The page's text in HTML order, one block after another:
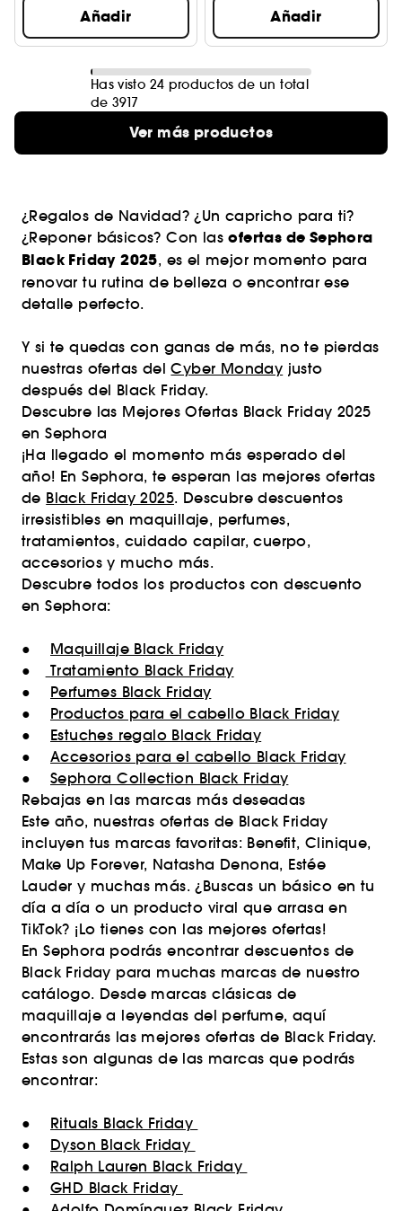
Añadir Añadir
Has visto 24 productos de un total
de 3917
Ver más productos
¿Regalos de Navidad? ¿Un capricho para ti?
¿Reponer básicos? Con lasofertas de Sephora
Black Friday 2025, es el mejor momento para
renovar tu rutina de belleza o encontrar ese
detalle perfecto.
Y si te quedas con ganas de más, no te pierdas
nuestras ofertas delCyber Monday justo
después del Black Friday.
Descubre las Mejores Ofertas Black Friday 2025
en Sephora
¡Ha llegado el momento más esperado del
año! En Sephora, te esperan las mejores ofertas
de Black Friday 2025. Descubre descuentos
irresistibles en maquillaje, perfumes,
tratamientos, cuidado capilar, cuerpo,
accesorios y mucho más.
Descubre todos los productos con descuento
en Sephora:
● Maquillaje Black Friday
●
Tratamiento Black Friday
● Perfumes Black Friday
● Productos para el cabello Black Friday
● Estuches regalo Black Friday
● Accesorios para el cabello Black Friday
● Sephora Collection Black Friday
Rebajas en las marcas más deseadas
Este año, nuestras ofertas de Black Friday
incluyen tus marcas favoritas: Benefit, Clinique,
Make Up Forever, Natasha Denona, Estée
Lauder y muchas más. ¿Buscas un básico en tu
día a día o un producto viral que arrasa en
TikTok? ¡Lo tienes con las mejores ofertas!
En Sephora podrás encontrar descuentos de
Black Friday para muchas marcas de nuestro
catálogo. Desde marcas clásicas de
maquillaje a leyendas del perfume, aquí
encontrarás las mejores ofertas de Black Friday.
Estas son algunas de las marcas que podrás
encontrar:
● Rituals Black Friday
● Dyson Black Friday
● Ralph Lauren Black Friday
● GHD Black Friday